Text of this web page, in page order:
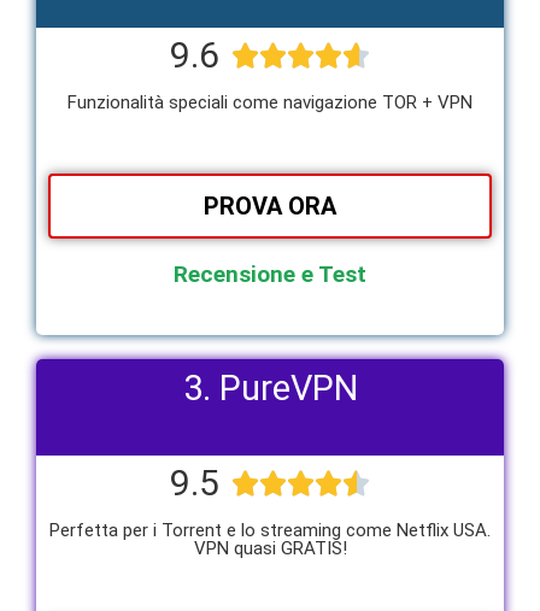
9.6 
Funzionalità speciali come navigazione TOR + VPN
PROVA ORA
Recensione e Test
3. PureVPN
9.5 
Perfetta per i Torrent e lo streaming come Netflix USA.
VPN quasi GRATIS!